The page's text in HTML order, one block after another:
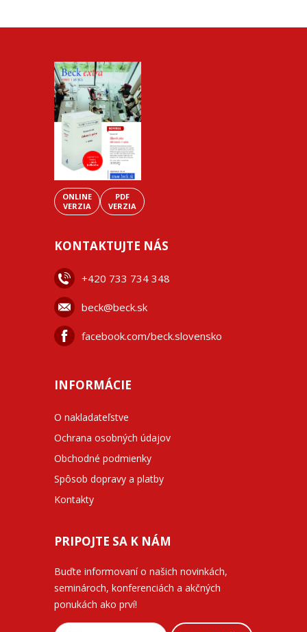
ONLINE
VERZIA
PDF
VERZIA
KONTAKTUJTE NÁS
+420 733 734 348
beck@beck.sk
facebook.com/beck.slovensko
INFORMÁCIE
O nakladateľstve
Ochrana osobných údajov
Obchodné podmienky
Spôsob dopravy a platby
Kontakty
PRIPOJTE SA K NÁM
Buďte informovaní o našich novinkách,
seminároch, konferenciách a akčných
ponukách ako prví!